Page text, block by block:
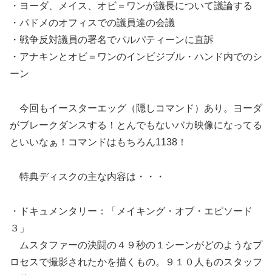
・ヨーダ、メイス、オビ＝ワンが議長について議論する
・パドメのオフィスでの議員達の会議
・戦争反対議員の署名でパルパティーンに直訴
・アナキンとオビ＝ワンのインビジブル・ハンド内でのシ
ーン
今回もイースターエッグ（隠しコマンド）あり。ヨーダ
がブレークダンスする！とんでもないバカ映像になってる
といいなぁ！コマンドはもちろん1138！
特典ディスクの主な内容は・・・
・ドキュメンタリー：「メイキング・オブ・エピソード
３」
ムスタファーの決闘の４９秒の１シーンがどのようなプ
ロセスで撮影されたかを描くもの。９１０人ものスタッフ